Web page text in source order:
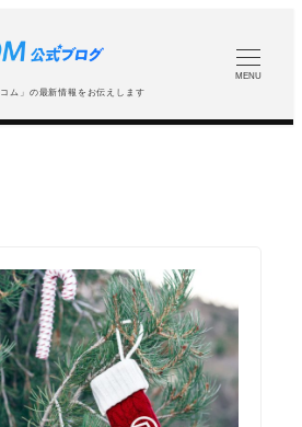
ム」の最新情報をお伝えします
MENU